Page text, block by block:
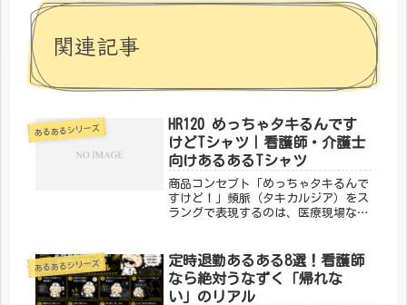
関連記事
あるあるシリーズ
HR120 めっちゃタキるんです
けどTシャツ｜看護師・介護士
向けあるあるTシャツ
商品コンセプト「めっちゃタキるんで
すけど！」頻脈（タキカルジア）をス
ラングで表現するのは、医療現場なら
療スラングをそのままTシャツにした
デザインです。「メディカルきの
こ...
あるあるシリーズ
定時退勤あるある8選！看護師
なら絶対うなずく「帰れな
い」のリアル